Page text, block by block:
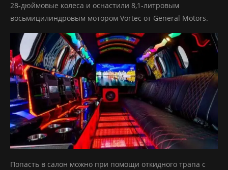
28-дюймовые колеса и оснастили 8,1-литровым
восьмицилиндровым мотором Vortec от General Motors.
Попасть в салон можно при помощи откидного трапа с